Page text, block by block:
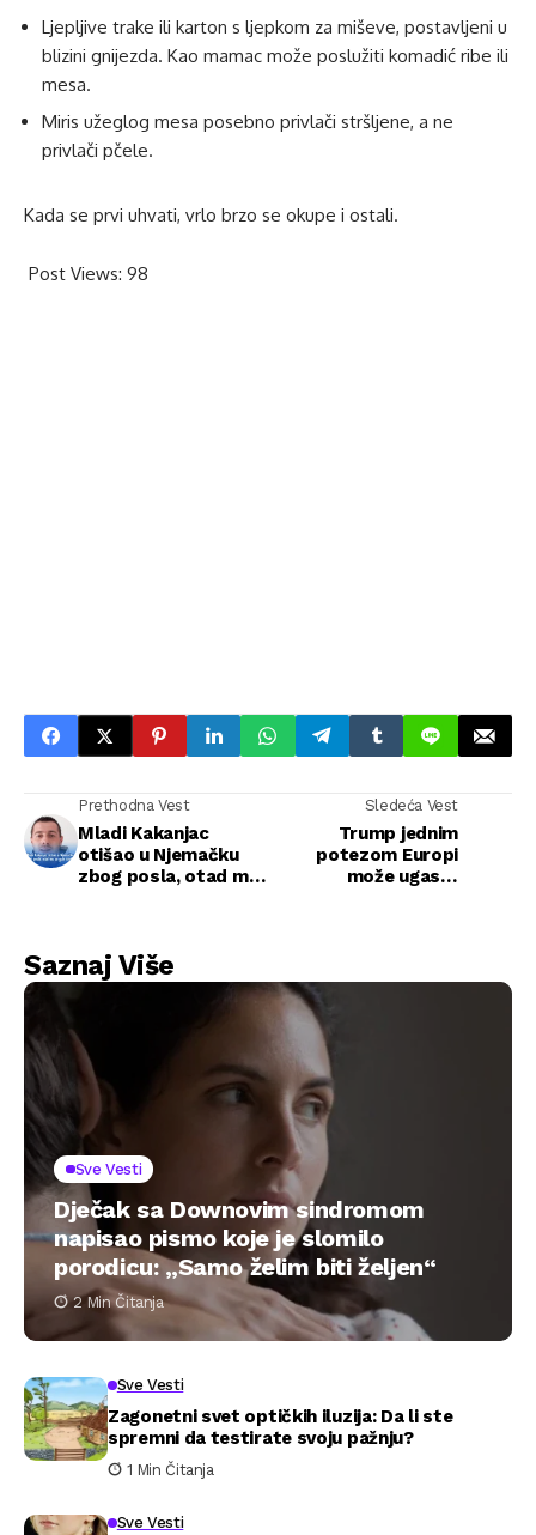
Ljepljive trake ili karton s ljepkom za miševe, postavljeni u
blizini gnijezda. Kao mamac može poslužiti komadić ribe ili
mesa.
Miris užeglog mesa posebno privlači stršljene, a ne
privlači pčele.
Kada se prvi uhvati, vrlo brzo se okupe i ostali.
Post Views: 98
Prethodna Vest
Mladi Kakanjac
otišao u Njemačku
zbog posla, otad mu
Sledeća Vest
Trump jednim
potezom Europi
može ugasiti
Saznaj Više
Sve Vesti
Dječak sa Downovim sindromom
napisao pismo koje je slomilo
porodicu: „Samo želim biti željen“
2 Min Čitanja
Sve Vesti
Zagonetni svet optičkih iluzija: Da li ste
spremni da testirate svoju pažnju?
1 Min Čitanja
Sve Vesti